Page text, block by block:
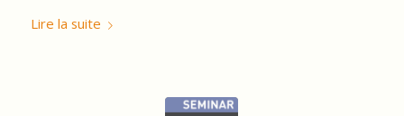
Lire la suite